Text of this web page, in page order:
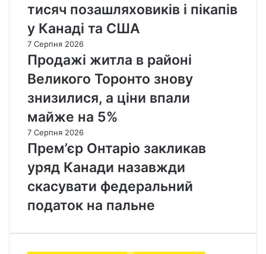
тисяч позашляховиків і пікапів
у Канаді та США
7 Серпня 2026
Продажі житла в районі
Великого Торонто знову
знизилися, а ціни впали
майже на 5%
7 Серпня 2026
Прем’єр Онтаріо закликав
уряд Канади назавжди
скасувати федеральний
податок на пальне